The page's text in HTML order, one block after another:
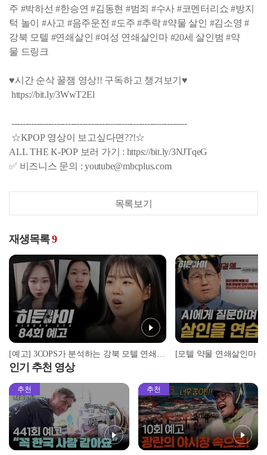
주 #박하선 #한승연 #김동현 #범죄 #수사 #코멘터리쇼 #방지
턱 놀이 #사고 #음주운전 #도주 #추락 #약물 살인 #김소영 #
강북 모텔 #연쇄살인 #여성 연쇄살인마 #20세 살인범 #약
물 드링크
♥시간 순삭 꿀잼 영상!! 구독하고 챙겨보기♥
https://bit.ly/3WwT2El
--------------------------------------------------------------
☆KPOP 영상이 보고싶다면??!☆
ALL THE K-POP 보러 가기 : https://bit.ly/3NJTqeG
✅ 비즈니스 문의 : youtube@mbcplus.com
목록보기
재생목록9
[예고] 3COPS가 분석하는 강북 모텔 연쇄살인마 김소영, 그 실체는?
인기 추천 영상
추천 추천